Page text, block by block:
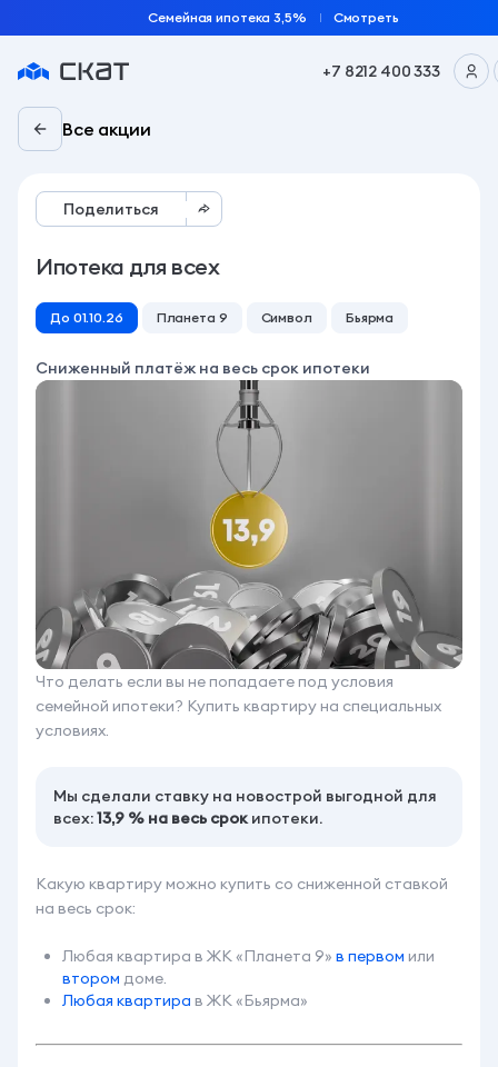
Семейная ипотека 3,5% Смотреть
+7 8212 400 333
Все акции
Поделиться
Ипотека для всех
До 01.10.26 Планета 9 Символ Бьярма
Сниженный платёж на весь срок ипотеки
Что делать если вы не попадаете под условия
семейной ипотеки? Купить квартиру на специальных
условиях.
Мы сделали ставку на новострой выгодной для
всех:13,9 % на весь срокипотеки.
Какую квартиру можно купить со сниженной ставкой
на весь срок:
Любая квартира в ЖК «Планета 9» в первом или
втором доме.
Любая квартира в ЖК «Бьярма»